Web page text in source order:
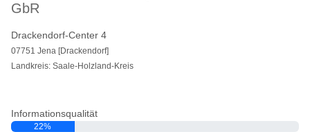
GbR
Drackendorf-Center 4
07751 Jena [Drackendorf]
Landkreis: Saale-Holzland-Kreis
Informationsqualität
22%